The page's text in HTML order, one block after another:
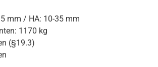
mm / HA: 10-35 mm
1170 kg
(§19.3)